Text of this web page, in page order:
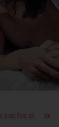
Cuáles son los signos más dulces